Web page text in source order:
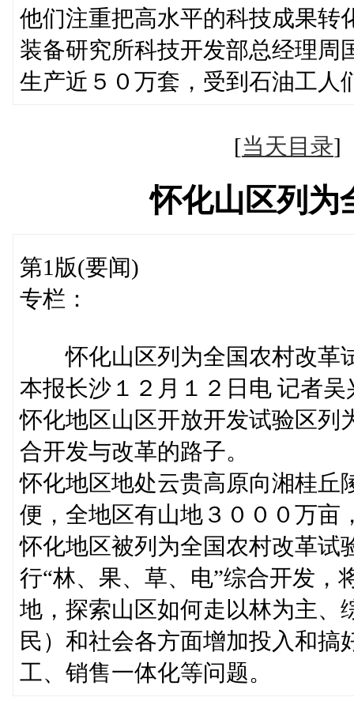
他们注重把高水平的科技成果转
装备研究所科技开发部总经理周
生产近５０万套，受到石油工人
[当天目录
怀化山区列为
第1版(要闻)
专栏：
怀化山区列为全国农村改革
本报长沙１２月１２日电 记者
怀化地区山区开放开发试验区列
合开发与改革的路子。
怀化地区地处云贵高原向湘桂丘
便，全地区有山地３０００万亩
怀化地区被列为全国农村改革试
行“林、果、草、电”综合开发，
地，探索山区如何走以林为主、
民）和社会各方面增加投入和
工、销售一体化等问题。